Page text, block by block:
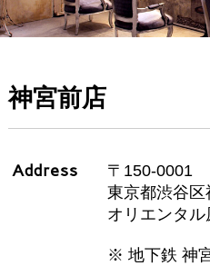
神宮前店
Address
〒150-0001
東京都渋谷
オリエンタ
※ 地下鉄 神